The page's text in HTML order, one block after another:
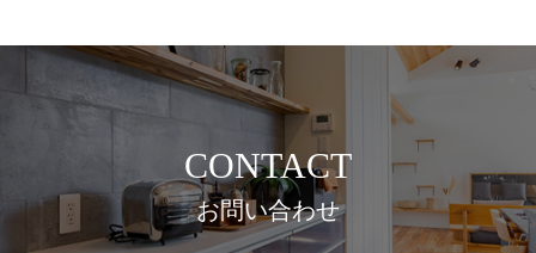
CONTACT
お問い合わせ